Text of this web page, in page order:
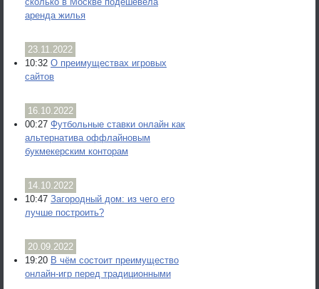
аренда жилья
23.11.2022
10:32 О преимуществах игровых
сайтов
16.10.2022
00:27 Футбольные ставки онлайн как
альтернатива оффлайновым
букмекерским конторам
14.10.2022
10:47 Загородный дом: из чего его
лучше построить?
20.09.2022
19:20 В чём состоит преимущество
онлайн-игр перед традиционными